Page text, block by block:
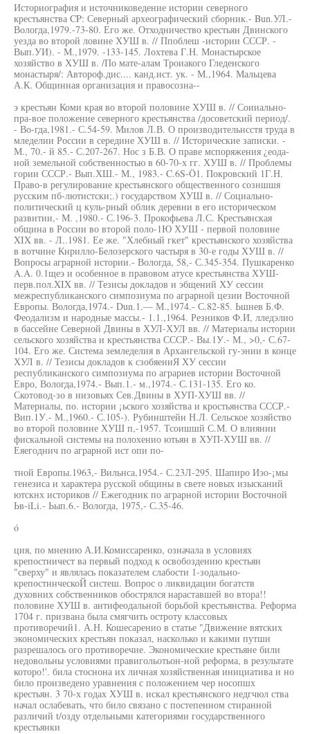
Историография и источниковедение истории северного
крестьянства CP: Северный археографический сборник.- Bun.УЛ.-
Вологда,1979.-73-80. Его же. Отходничество крестьян Двинского
уезда во второй ловине ХУШ в. // Ппоблеш -истории СССР. -
Вып.УИ). - М.,1979. -133-145. Лохтева Г.Н. Монастырское
хозяйство в ХУШ в. /По мате-алам Троиакого Гледенского
монастыря/: Автороф.дис.... канд.ист. ук. - М.,1964. Мальцева
А.К. Общинная организация и правосозна--
э крестьян Коми края во второй половине ХУШ в. // Соииально-
пра-вое положение северного крестьянства /досоветский период/.
- Во-гда,1981.- С.54-59. Милов Л.В. О производительнсстя труда в
мледелии России в середине ХУШ в. // Исторические записки. -
М., 70.- й 85.- С.207-267. Нос з Б.В. О праве мспоряжения ¿еода-
иой земельной собственностью в 60-70-х гг. ХУШ в. // Проблемы
гории СССР.- Вып.ХШ.- М., 1983.- C.6S-Ö1. Покровский 1Г.Н.
Право-в регулирование крестьянского общественного созншшя
русским пб-лютистски;.) государством ХУШ в. // Социально-
политический ц куль-рный облик деревни в его историческом
развитии,- М. ,1980.- С.196-3. Прокофьева Л.С. Крестьянская
община в России во второй поло-1Ю ХУШ - первой половине
XIX вв. - Л..1981. Ее же. "Хлебный гкет" крестьянского хозяйства
в вотчине Кнрилло-Белозерского частыря в 30-е годы ХУШ в. //
Вопросы аграрной истории.- Вологда, 58,- С.345-354. Пушкаренко
A.A. 0.1щеэ и особенное в правовом атусе крестьянства ХУШ-
перв.пол.XIX вв. // Тезисы докладов и эбщений ХУ сессии
межреспубликанского симпозиума по аграрной цезии Восточной
Европы. Вологда,1974.- Dun.1.— М.,1974.- С.82-85. Ьшнев Б.Ф.
Феодализм и народные массы.- 1.1.,1964. Резников Ф.И, лледэлио
в бассейне Северной Двины в ХУЛ-ХУЛ вв. // Материалы истории
сельского хозяйства и крестьянства СССР.- Вы.1У.- М., >0,- С.67-
104. Его же. Система земледелия в Архангельской гу-энии в конце
ХУЛ в. // Тезисы докладов к сзобяениЯ ХУ сессии
республиканского симпозиума по аграриев истории Восточной
Евро, Вологда,1974.- Вып.1.- м.,1974.- С.131-135. Его ко.
Скотовод-зо в низовьях Сев.Двины в ХУП-ХУШ вв. //
Материалы, по. истории ¡ьского хозяйства и кростьянства СССР.-
Вип.1У.- М.,1960.- С.105-). Рубинштейн Н.Л. Сельское хозяйство
во второй половине ХУШ п,-1957. Тсоишшй С.М. О влиянии
фискальной системы на полохенио ютьян в ХУП-ХУШ вв. //
Еяегоднич по аграрной ист опи по-
тной Европы.1963,- Вильнса,1954.- С.23Л-295. Шапиро Иэо-¡мы
генезиса и характера русской общины в свете новых изысканий
ютскнх историков // Ежегодник по аграрной истории Восточной
Ьв-iLi.- Ьып.6.- Вологда, 1975,- С.35-46.
ó
ция, по мнению А.И.Комиссаренко, означала в условиях
крепостничест ва первый подход к освобоздению крестьян
"сверху" и являлась показателем слабости 1-зодально-
крепостннческоЙ систеш. Вопрос о ликвидации богатств
духовних собственников обострялся нараставшей во втора!!
половине ХУШ в. антифеодальной борьбой крестьянства. Реформа
1704 г. призвана была смягчить остроту классовых
противоречий1. А.Н. Кошесаренио в статье "Движение вятских
экономических крестьян показал, насколько и какими путши
разрешалось ого противоречие. Экономические крестьяне били
недовольны условиями правигольотьон-ной реформа, в результате
которо!'. била стоснона их личная хозяйственная инициатива и но
било произведено уравнения с положением чер носопшх
крестьян. 3 70-х годах ХУШ в. искал крестьянского недгчюл ства
начал ослабевать, что било связано с постепенном стиранной
различий t/озду отдельными категориями государственного
крестьянки